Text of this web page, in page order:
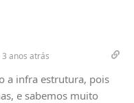
3 anos atrás
a infra estrutura, pois
e sabemos muito